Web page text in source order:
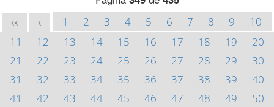
<< < 1 2 3 4 5 6 7 8 9
10
11
12 13 14 15 16 17 18 19
20
21
22 23 24 25 26 27 28 29
30
31
32 33 34 35 36 37 38 39
40
41
42 43 44 45 46 47 48 49
50